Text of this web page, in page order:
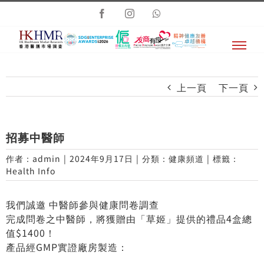
Skip
content
FacebookInstagram
上一頁 下一頁
招募中醫師
作者： admin | 2024年9月17日 | 分類： 健康頻道 | 標籤：
Health Info
我們誠邀 中醫師參與健康問卷調查
完成問卷之中醫師，將獲贈由「草姬」提供的禮品4盒總
值$1400！
產品經GMP實證廠房製造：